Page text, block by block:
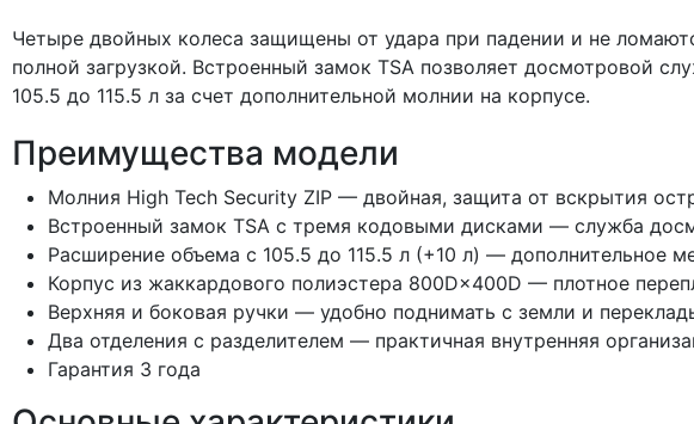
Четыре двойных колеса защищены от удара при падении и не
полной загрузкой. Встроенный замок TSA позволяет досмотровой
105.5 до 115.5 л за счет дополнительной молнии на корпусе.
Преимущества модели
Молния High Tech Security ZIP — двойная, защита от вскрытия
Встроенный замок TSA с тремя кодовыми дисками — служба
Расширение объема с 105.5 до 115.5 л (+10 л) — дополнительное
Корпус из жаккардового полиэстера 800D×400D — плотное
Верхняя и боковая ручки — удобно поднимать с земли и
Два отделения с разделителем — практичная внутренняя
Гарантия 3 года